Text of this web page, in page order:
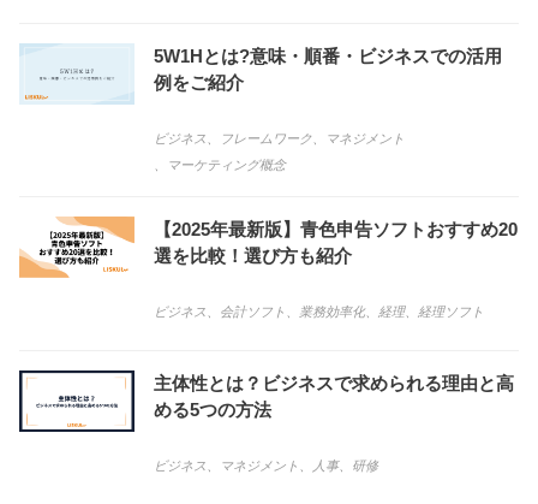
5W1Hとは?意味・順番・ビジネスでの活用
例をご紹介
ビジネス フレームワーク
マネジメント
マーケティング概念
【2025年最新版】青色申告ソフトおすすめ20
選を比較！選び方も紹介
ビジネス 会計ソフト 業務効率化、 経理、 経理ソフト
主体性とは？ビジネスで求められる理由と高
める5つの方法
ビジネス マネジメント 人事、 研修